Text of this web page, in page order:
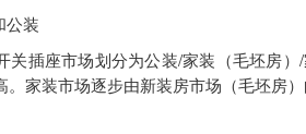
公装
关插座市场划分为公装/家装（毛坯房
。家装市场逐步由新装房市场（毛坯房